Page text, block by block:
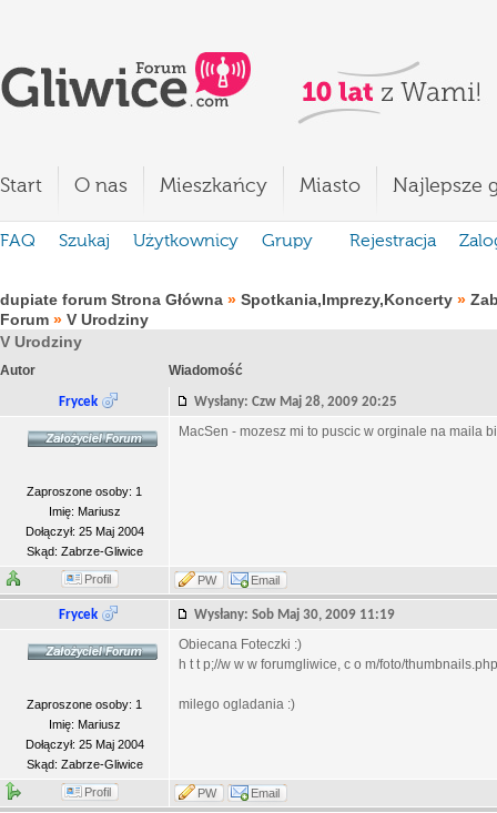
Start O nas Mieszkańcy Miasto Najlepsze
FAQ Szukaj Użytkownicy Grupy Rejestracja
dupiate forum Strona Główna » Spotkania,Imprezy,Koncerty »
Forum » V Urodziny
V Urodziny
Autor Wiadomość
Frycek Wysłany: Czw Maj 28, 2009 20:25
Zaproszone osoby: 1
Imię: Mariusz
Dołączył: 25 Maj 2004
Skąd: Zabrze-Gliwice
MacSen - mozesz mi to puscic w orginale na maila
Profil PW Email
Frycek Wysłany: Sob Maj 30, 2009 11:19
Zaproszone osoby: 1
Imię: Mariusz
Dołączył: 25 Maj 2004
Skąd: Zabrze-Gliwice
Obiecana Foteczki :)
h t t p;//w w w forumgliwice, c o m/foto/
milego ogladania :)
Profil PW Email